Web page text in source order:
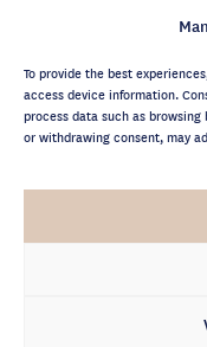
To provide the best
access device information.
process data such as
or withdrawing consent, may